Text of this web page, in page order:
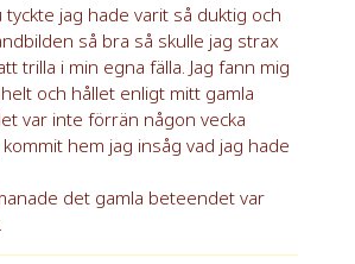
tyckte jag hade varit så duktig och
så bra så skulle jag strax
trilla i min egna fälla. Jag fann mig
och hållet enligt mitt gamla
var inte förrän någon vecka
hem jag insåg vad jag hade
det gamla beteendet var